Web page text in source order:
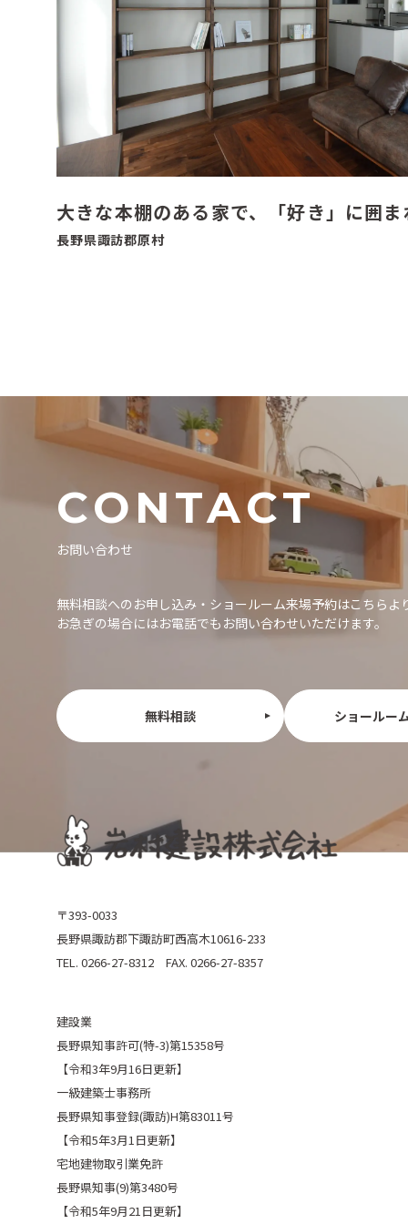
大きな本棚のある家で、「好き」に囲
長野県諏訪郡原村
CONTACT
お問い合わせ
無料相談へのお申し込み・ショールーム来場予約はこちらよ
お急ぎの場合にはお電話でもお問い合わせいただけます。
無料相談 ショールー
〒393-0033
長野県諏訪郡下諏訪町西高木10616-233
TEL. 0266-27-8312 FAX. 0266-27-8357
建設業
長野県知事許可(特-3)第15358号
【令和3年9月16日更新】
一級建築士事務所
長野県知事登録(諏訪)H第83011号
【令和5年3月1日更新】
宅地建物取引業免許
長野県知事(9)第3480号
【令和5年9月21日更新】